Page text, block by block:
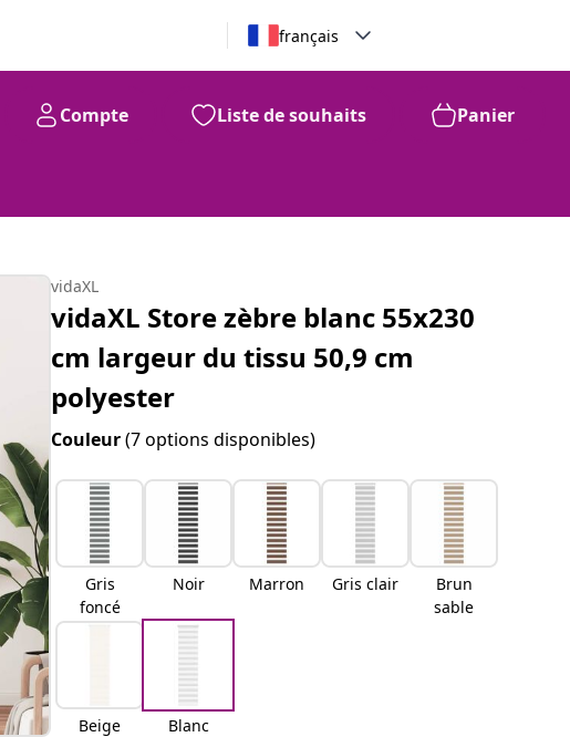
français
Compte Liste de souhaits Panier
vidaXL
vidaXL Store zèbre blanc 55x230
cm largeur du tissu 50,9 cm
polyester
Couleur(7 options disponibles)
Gris
foncé
Noir Marron Gris clair
Brun
sable
Beige
Blanc